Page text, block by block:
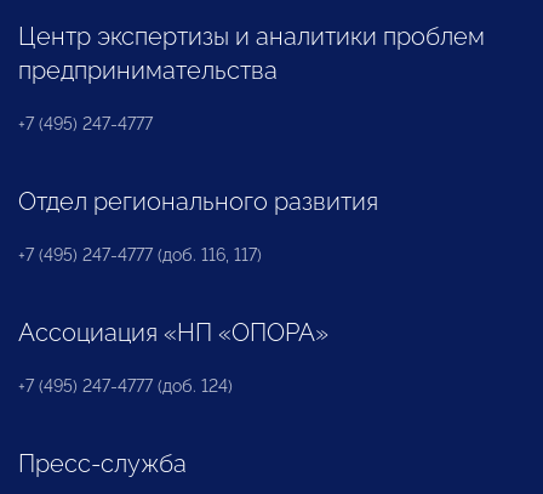
Центр экспертизы и аналитики проблем
предпринимательства
+7 (495) 247-4777
Отдел регионального развития
+7 (495) 247-4777 (доб. 116, 117)
Ассоциация «НП «ОПОРА»
+7 (495) 247-4777 (доб. 124)
Пресс-служба